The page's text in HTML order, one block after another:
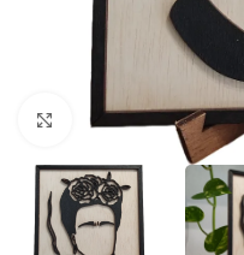
Κλικ για μεγέθυνση